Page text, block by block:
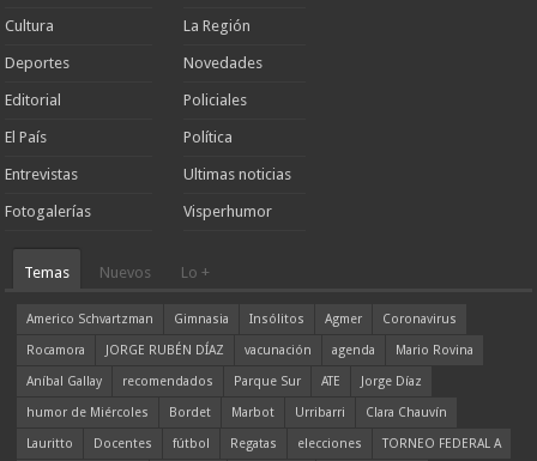
Cultura
Deportes
Editorial
El País
Entrevistas
Fotogalerías
La Región
Novedades
Policiales
Política
Ultimas noticias
Visperhumor
Temas Nuevos Lo +
Americo Schvartzman Gimnasia Insólitos Agmer
Coronavirus
Rocamora
JORGE RUBÉN DÍAZ vacunación agenda
Mario Rovina
Aníbal Gallay
recomendados Parque Sur ATE
Jorge Díaz
humor de Miércoles
Bordet Marbot Urribarri
Clara Chauvín
Lauritto
Docentes fútbol Regatas elecciones TORNEO FEDERAL A